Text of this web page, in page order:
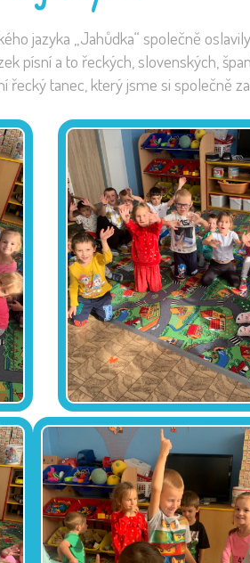
jazyka „Jahůdka“ společně
písní a to řeckých, slovenských,
řecký tanec, který jsme si společně